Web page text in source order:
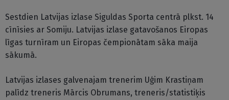
Sestdien Latvijas izlase Siguldas Sporta centrā plkst. 14
cīnīsies ar Somiju. Latvijas izlase gatavošanos Eiropas
līgas turnīram un Eiropas čempionātam sāka maija
sākumā.
Latvijas izlases galvenajam trenerim Uģim Krastiņam
palīdz treneris Mārcis Obrumans, treneris/statistiķis